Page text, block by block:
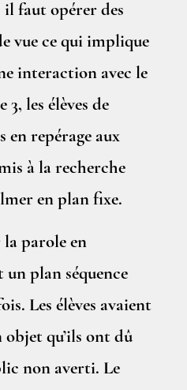
il faut opérer des
vue ce qui implique
interaction avec le
3, les élèves de
en repérage aux
à la recherche
en plan fixe.
la parole en
plan séquence
Les élèves avaient
qu’ils ont dû
non averti. Le